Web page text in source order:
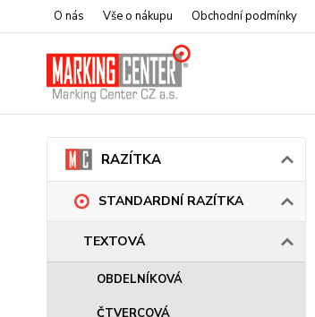
O nás Vše o nákupu Obchodní podmínky
RAZÍTKA
STANDARDNÍ RAZÍTKA
TEXTOVÁ
OBDELNÍKOVÁ
ČTVERCOVÁ